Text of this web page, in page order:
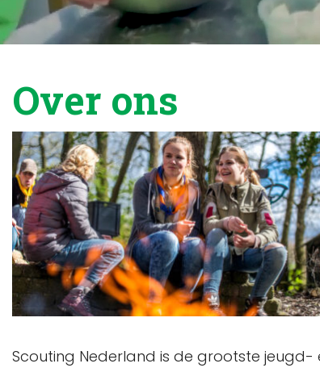
Over ons
Scouting Nederland is de grootste jeugd-